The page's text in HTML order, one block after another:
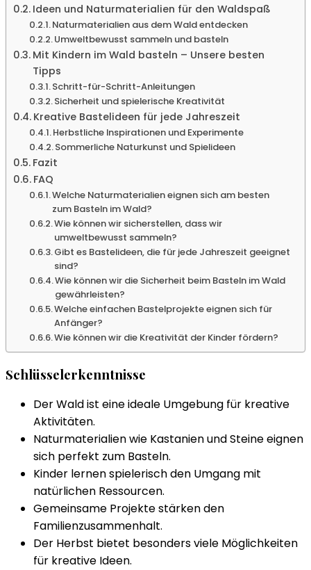
Ideen und Naturmaterialien für den Waldspaß
Naturmaterialien aus dem Wald entdecken
Umweltbewusst sammeln und basteln
Mit Kindern im Wald basteln – Unsere besten
Tipps
Schritt-für-Schritt-Anleitungen
Sicherheit und spielerische Kreativität
Kreative Bastelideen für jede Jahreszeit
Herbstliche Inspirationen und Experimente
Sommerliche Naturkunst und Spielideen
Fazit
FAQ
Welche Naturmaterialien eignen sich am besten
zum Basteln im Wald?
Wie können wir sicherstellen, dass wir
umweltbewusst sammeln?
Gibt es Bastelideen, die für jede Jahreszeit geeignet
sind?
Wie können wir die Sicherheit beim Basteln im Wald
gewährleisten?
Welche einfachen Bastelprojekte eignen sich für
Anfänger?
Wie können wir die Kreativität der Kinder fördern?
Schlüsselerkenntnisse
Der Wald ist eine ideale Umgebung für kreative
Aktivitäten.
Naturmaterialien wie Kastanien und Steine eignen
sich perfekt zum Basteln.
Kinder lernen spielerisch den Umgang mit
natürlichen Ressourcen.
Gemeinsame Projekte stärken den
Familienzusammenhalt.
Der Herbst bietet besonders viele Möglichkeiten
für kreative Ideen.